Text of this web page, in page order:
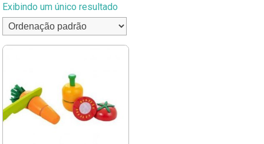
Exibindo um único resultado